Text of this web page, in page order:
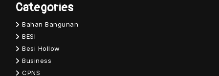
Categories
Bahan Bangunan
BESI
Besi Hollow
Business
CPNS